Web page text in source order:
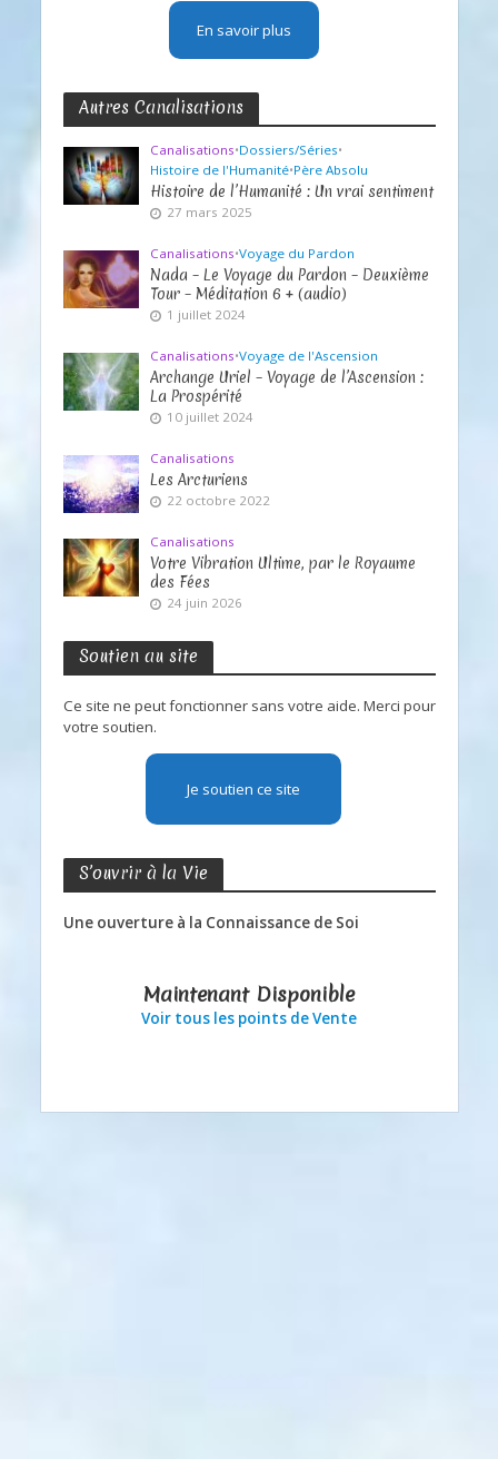
En savoir plus
Autres Canalisations
Canalisations•Dossiers/Séries•
Histoire de l'Humanité•Père Absolu
Histoire de l’Humanité : Un vrai sentiment
27 mars 2025
Canalisations•Voyage du Pardon
Nada – Le Voyage du Pardon – Deuxième
Tour – Méditation 6 + (audio)
1 juillet 2024
Canalisations•Voyage de l'Ascension
Archange Uriel – Voyage de l’Ascension :
La Prospérité
10 juillet 2024
Canalisations
Les Arcturiens
22 octobre 2022
Canalisations
Votre Vibration Ultime, par le Royaume
des Fées
24 juin 2026
Soutien au site
Ce site ne peut fonctionner sans votre aide. Merci pour
votre soutien.
Je soutien ce site
S’ouvrir à la Vie
Une ouverture à la Connaissance de Soi
Maintenant Disponible
Voir tous les points de Vente